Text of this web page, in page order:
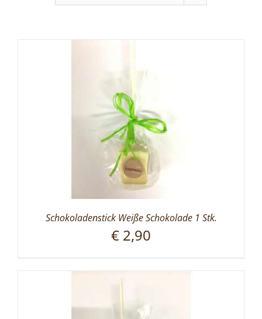
Schokoladenstick Weiße Schokolade 1 Stk.
€ 2,90